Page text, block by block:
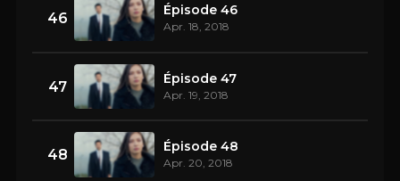
46 Épisode 46
Apr. 18, 2018
47 Épisode 47
Apr. 19, 2018
48 Épisode 48
Apr. 20, 2018